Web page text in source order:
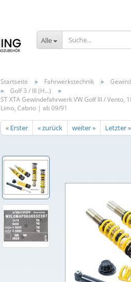
Alle
Startseite » Fahrwerkstechnik »
» Golf 3 / III (H...) »
ST XTA Gewindefahrwerk VW Golf III / Vento,
Limo, Cabrio | ab 09/91
« Erster « zurück weiter » Letzter »